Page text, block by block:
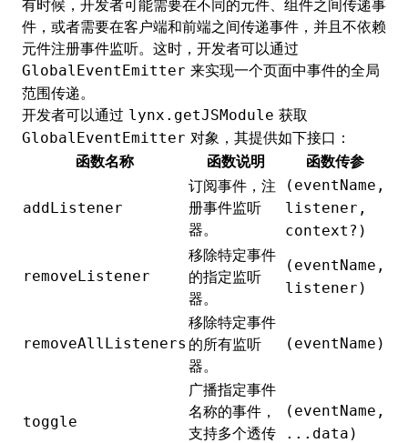
有时候，开发者可能需要在不同的元件、组件之间传递事
件，或者需要在客户端和前端之间传递事件，并且不依赖
元件注册事件监听。这时，开发者可以通过
GlobalEventEmitter 来实现一个页面中事件的全局
范围传递。
开发者可以通过 lynx.getJSModule 获取
GlobalEventEmitter 对象，其提供如下接口：
函数名称
函数说明 函数传参
addListener
订阅事件，注
册事件监听
器。
(eventName,
listener,
context?)
removeListener
移除特定事件
的指定监听
器。
(eventName,
listener)
removeAllListeners
移除特定事件
的所有监听
器。
(eventName)
toggle
广播指定事件
名称的事件，
支持多个透传
(eventName,
...data)